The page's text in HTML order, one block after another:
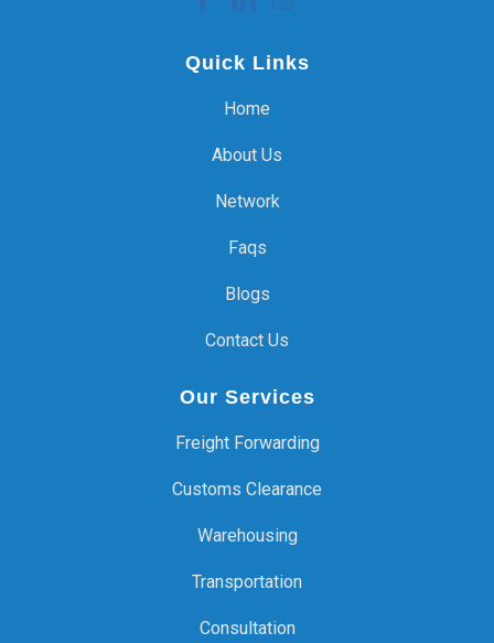
Quick Links
Home
About Us
Network
Faqs
Blogs
Contact Us
Our Services
Freight Forwarding
Customs Clearance
Warehousing
Transportation
Consultation